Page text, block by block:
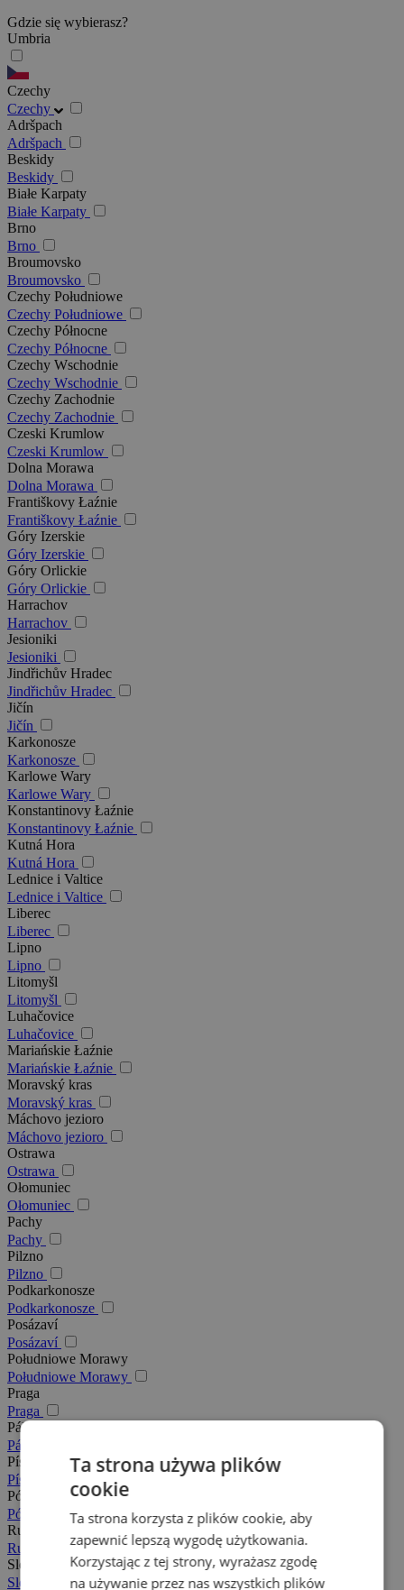
Gdzie się wybierasz?
Umbria
Czechy
Czechy
Adršpach
Adršpach
Beskidy
Beskidy
Białe Karpaty
Białe Karpaty
Brno
Brno
Broumovsko
Broumovsko
Czechy Południowe
Czechy Południowe
Czechy Północne
Czechy Północne
Czechy Wschodnie
Czechy Wschodnie
Czechy Zachodnie
Czechy Zachodnie
Czeski Krumlow
Czeski Krumlow
Dolna Morawa
Dolna Morawa
Františkovy Łaźnie
Františkovy Łaźnie
Góry Izerskie
Góry Izerskie
Góry Orlickie
Góry Orlickie
Harrachov
Harrachov
Jesioniki
Jesioniki
Jindřichův Hradec
Jindřichův Hradec
Jičín
Jičín
Karkonosze
Karkonosze
Karlowe Wary
Karlowe Wary
Konstantinovy Łaźnie
Konstantinovy Łaźnie
Kutná Hora
Kutná Hora
Lednice i Valtice
Lednice i Valtice
Liberec
Liberec
Lipno
Lipno
Litomyšl
Litomyšl
Luhačovice
Luhačovice
Mariańskie Łaźnie
Mariańskie Łaźnie
Moravský kras
Moravský kras
Máchovo jezioro
Máchovo jezioro
Ostrawa
Ostrawa
Ołomuniec
Ołomuniec
Pachy
Pachy
Pilzno
Pilzno
Podkarkonosze
Podkarkonosze
Posázaví
Posázaví
Południowe Morawy
Południowe Morawy
Praga
Praga
Pálava
Pálava
Písek
Písek
Północne Morawy
Północne Morawy
Rudawy
Rudawy
Slovácko
Slovácko
Ta strona używa plików
cookie
Ta strona korzysta z plików cookie, aby
zapewnić lepszą wygodę użytkowania.
Korzystając z tej strony, wyrażasz zgodę
na używanie przez nas wszystkich plików